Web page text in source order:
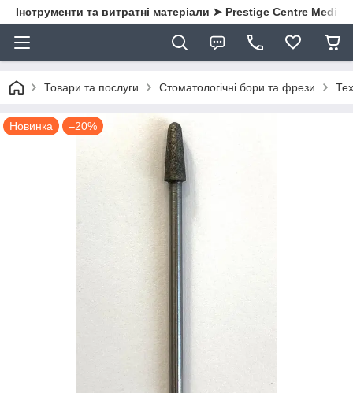
Інструменти та витратні матеріали ➤ Prestige Centre Medical
Товари та послуги Стоматологічні бори та фрези
Новинка –20%